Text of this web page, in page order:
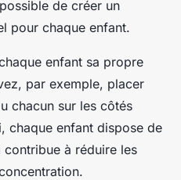
de créer un
pour chaque enfant.
enfant sa propre
par exemple, placer
chacun sur les côtés
chaque enfant dispose de
à réduire les